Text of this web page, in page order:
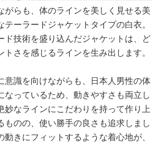
がらも、体のラインを美しく見せる美
テーラードジャケットタイプの白衣。
ド技術を盛り込んだジャケットは、ど
さを感じるラインを生み出します。
意識を向けながらも、日本人男性の体
なっているため、動きやすさも両立し
妙なラインにこだわりを持って作り上
ものの、使い勝手の良さも追求しまし
きにフィットするような着心地が、